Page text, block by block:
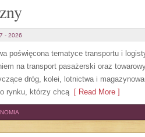
- 2026
poświęcona tematyce transportu i
na transport pasażerski oraz
dróg, kolei, lotnictwa i
rynku, którzy chcą[ Read More ]